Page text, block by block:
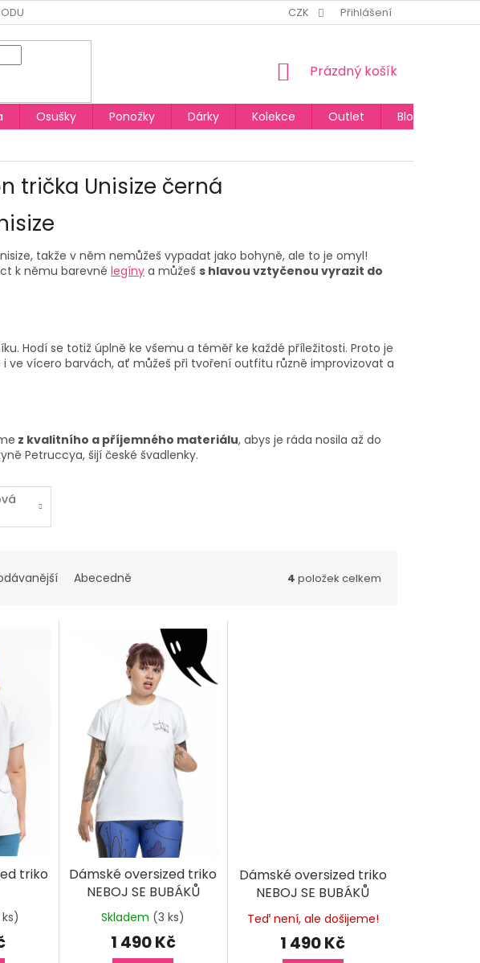
CZK Přihlášení
NÁKUPNÍ
Prázdný košík
Osušky Ponožky Dárky Kolekce Outlet
Blog
trička Unisize černá
, takže v něm nemůžeš vypadat jako bohyně, ale to je omyl!
k němu barevné legíny a můžeš s hlavou vztyčenou vyrazit do
Hodí se totiž úplně ke všemu a téměř ke každé příležitosti. Proto je
ve vícero barvách, ať můžeš při tvoření outfitu různě improvizovat a
z kvalitního a příjemného materiálu, abys je ráda nosila až do
Petruccya, šijí české švadlenky.
Abecedně 4 položek celkem
triko
Dámské oversized triko
NEBOJ SE BUBÁKŮ
Skladem (3 ks)
1 490 Kč
Dámské oversized triko
NEBOJ SE BUBÁKŮ
černé
Teď není, ale došijeme!
1 490 Kč